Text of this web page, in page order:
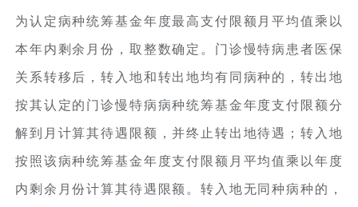
为认定病种统筹基金年度最高支付限额月平均值乘以
本年内剩余月份，取整数确定。门诊慢特病患者医保
关系转移后，转入地和转出地均有同病种的，转出地
按其认定的门诊慢特病病种统筹基金年度支付限额分
解到月计算其待遇限额，并终止转出地待遇；转入地
按照该病种统筹基金年度支付限额月平均值乘以年度
内剩余月份计算其待遇限额。转入地无同种病种的，